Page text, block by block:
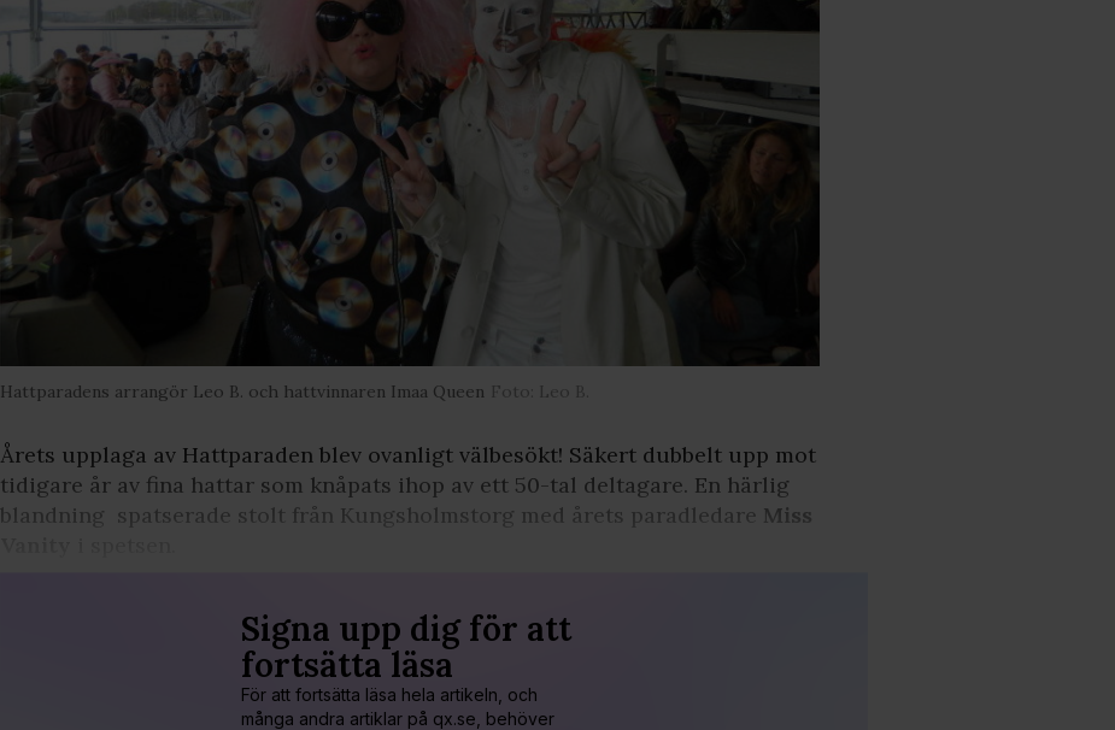
Hattparadens arrangör Leo B. och hattvinnaren Imaa Queen Foto: Leo B.
Årets upplaga av Hattparaden blev ovanligt välbesökt! Säkert dubbelt upp mot
tidigare år av fina hattar som knåpats ihop av ett 50-tal deltagare. En härlig
blandning spatserade stolt från Kungsholmstorg med årets paradledare Miss
Signa upp dig för att
fortsätta läsa
För att fortsätta läsa hela artikeln, och
många andra artiklar på qx.se, behöver